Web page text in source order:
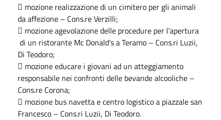
 mozione realizzazione di un cimitero per gli animali
da affezione – Cons.re Verzilli;
 mozione agevolazione delle procedure per l'apertura
di un ristorante Mc Donald's a Teramo – Cons.ri Luzii,
Di Teodoro;
 mozione educare i giovani ad un atteggiamento
responsabile nei confronti delle bevande alcooliche –
Cons.re Corona;
 mozione bus navetta e centro logistico a piazzale san
Francesco – Cons.ri Luzii, Di Teodoro.